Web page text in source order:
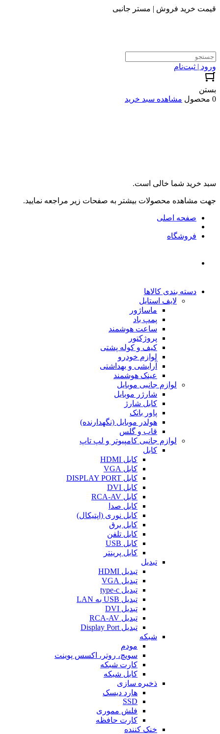
قیمت خرید فروش | مستر جانبی
ورود | ثبت‌نام
بستن
0 محصول
مشاهده سبد خرید
سبد خرید شما خالی است.
جهت مشاهده محصولات بیشتر به صفحات زیر مراجعه نمایید.
صفحه اصلی
فروشگاه
دسته بندی کالاها
لایف استایل
ماساژور
پمپ باد
ساعت هوشمند
پروژکتور
کیف و کوله پشتی
لوازم خودرو
آرایشی و بهداشتی
عینک هوشمند
لوازم جانبی موبایل
شارژر موبایل
کابل شارژ
پاور بانک
هولدر موبایل (نگهدارنده)
قاب و گلس
لوازم جانبی کامپیوتر و لپ تاپ
کابل
کابل HDMI
کابل VGA
کابل DISPLAY PORT
کابل DVI
کابل RCA-AV
کابل صدا
کابل نوری (اپتیکال)
کابل برق
کابل تلفن
کابل USB
کابل پرینتر
تبدیل
تبدیل HDMI
تبدیل VGA
تبدیل type-c
تبدیل USB به LAN
تبدیل DVI
تبدیل RCA-AV
تبدیل Display Port
شبکه
مودم
سویچ، روتر، اکسس پوینت
کارت شبکه
کابل شبکه
ذخیره سازی
هارد دیسک
SSD
فلش مموری
کارت حافظه
خنک کننده